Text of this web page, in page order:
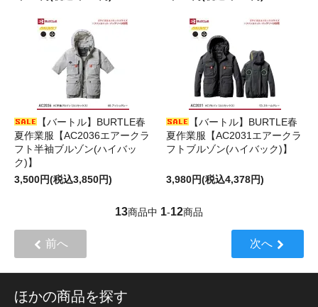
【バートル】BURTLE春
夏作業服【AC2036エアークラ
フト半袖ブルゾン(ハイバッ
ク)】
3,500円(税込3,850円)
【バートル】BURTLE春
夏作業服【AC2031エアークラ
フトブルゾン(ハイバック)】
3,980円(税込4,378円)
13商品中 1-12商品
前へ 次へ
ほかの商品を探す